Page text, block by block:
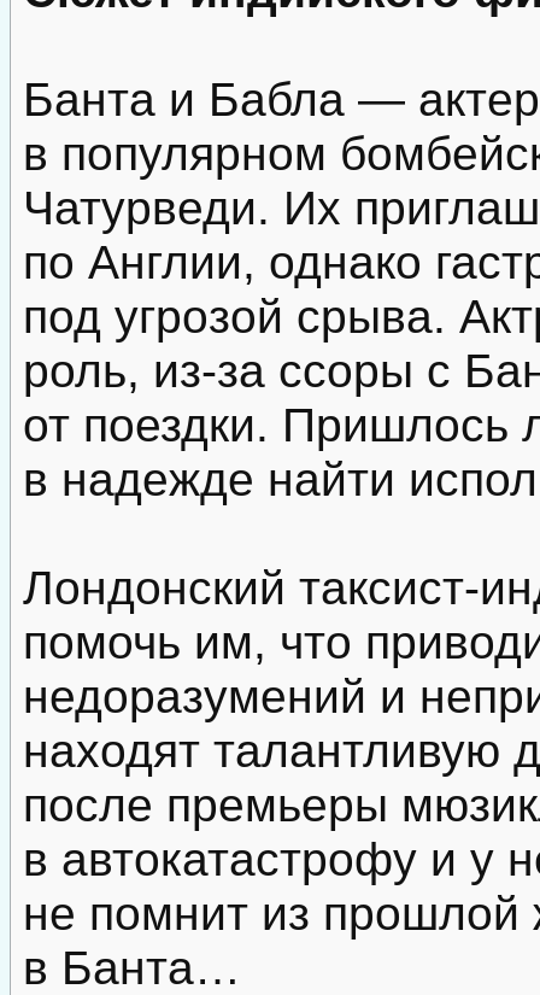
Банта и Бабла —
в популярном
Чатурведи. Их
по Англии, однако
под угрозой срыва.
роль, из-за ссоры с
от поездки. Пришлось
в надежде найти
Лондонский таксист-
помочь им, что
недоразумений и
находят талантливую
после премьеры
в автокатастрофу и у
не помнит из прошлой
в Банта…